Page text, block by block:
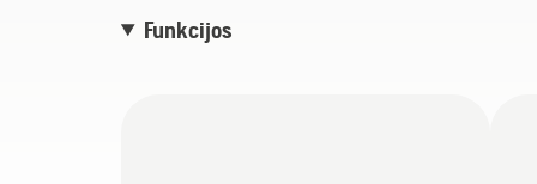
kada naudojamas BLi200X
Funkcijos